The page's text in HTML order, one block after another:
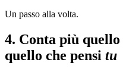
Un passo alla volta.
4. Conta più quello
quello che pensi tu